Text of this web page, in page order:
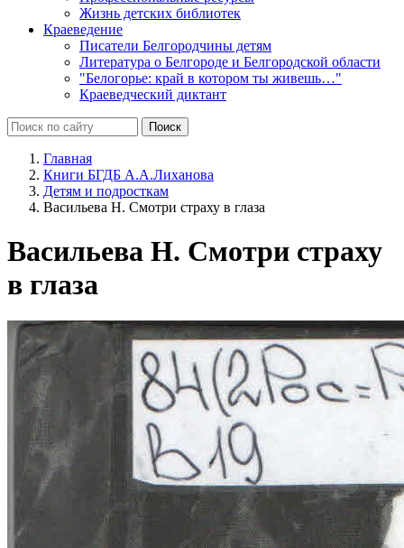
Жизнь детских библиотек
Краеведение
Писатели Белгородчины детям
Литература о Белгороде и Белгородской области
"Белогорье: край в котором ты живешь…"
Краеведческий диктант
Главная
Книги БГДБ А.А.Лиханова
Детям и подросткам
Васильева Н. Смотри страху в глаза
Васильева Н. Смотри страху
в глаза